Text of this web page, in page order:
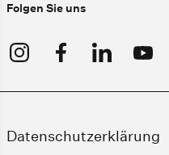
Folgen Sie uns
Datenschutzerklärung